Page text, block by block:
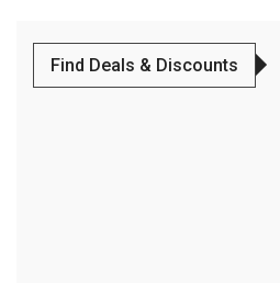
Find Deals & Discounts